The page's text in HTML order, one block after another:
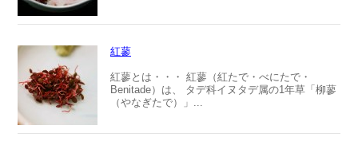
紅蓼
紅蓼とは・・・ 紅蓼（紅たで・べにたで・
Benitade）は、 タデ科イヌタデ属の1年草「柳蓼
（やなぎたで）」...